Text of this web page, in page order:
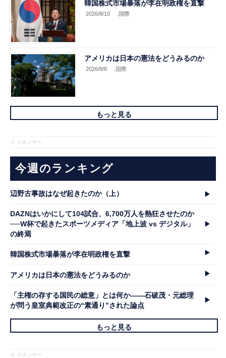
韓国株式市場暴落が李在明政権を直撃
2026/8/10 .国際
アメリカは日本の憲法をどうみるのか
2026/8/8 .国際
もっと見る
※ スポンサー
今週のランキング
辺野古事故はなぜ起きたのか（上）
DAZNはいかにして104試合、6,700万人を熱狂させたのか
──W杯で起きたスポーツメディア「地上波 vs デジタル」
の終焉
韓国株式市場暴落が李在明政権を直撃
アメリカは日本の憲法をどうみるのか
「主権の存する国民の総意」とは何か――石破茂・元総理
が問う皇室典範改正の“素通り”された論点
もっと見る
※ スポンサー